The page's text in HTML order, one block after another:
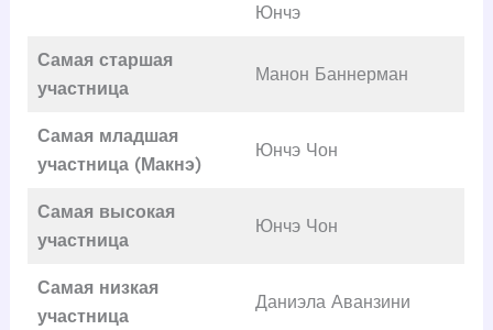
Юнчэ
Самая старшая
участница
Манон Баннерман
Самая младшая
участница (Макнэ)
Юнчэ Чон
Самая высокая
участница
Юнчэ Чон
Самая низкая
участница
Даниэла Аванзини